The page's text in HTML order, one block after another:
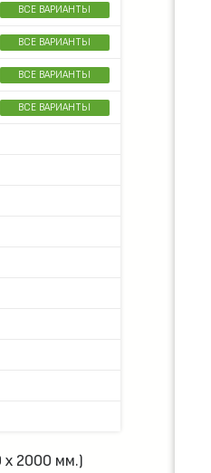
ВСЕ ВАРИАНТЫ
ВСЕ ВАРИАНТЫ
ВСЕ ВАРИАНТЫ
ВСЕ ВАРИАНТЫ
х 2000 мм.)